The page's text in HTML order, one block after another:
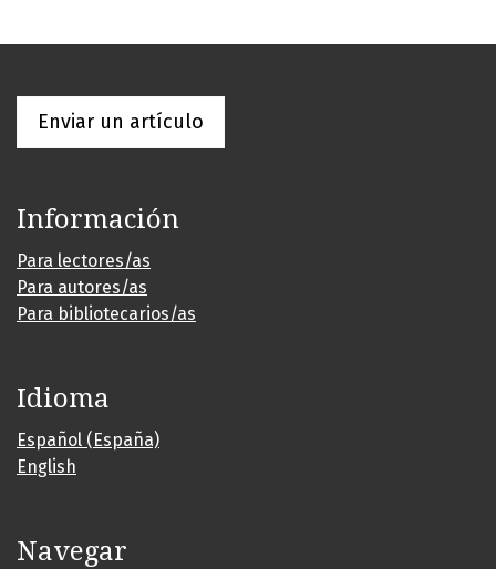
Enviar un artículo
Información
Para lectores/as
Para autores/as
Para bibliotecarios/as
Idioma
Español (España)
English
Navegar